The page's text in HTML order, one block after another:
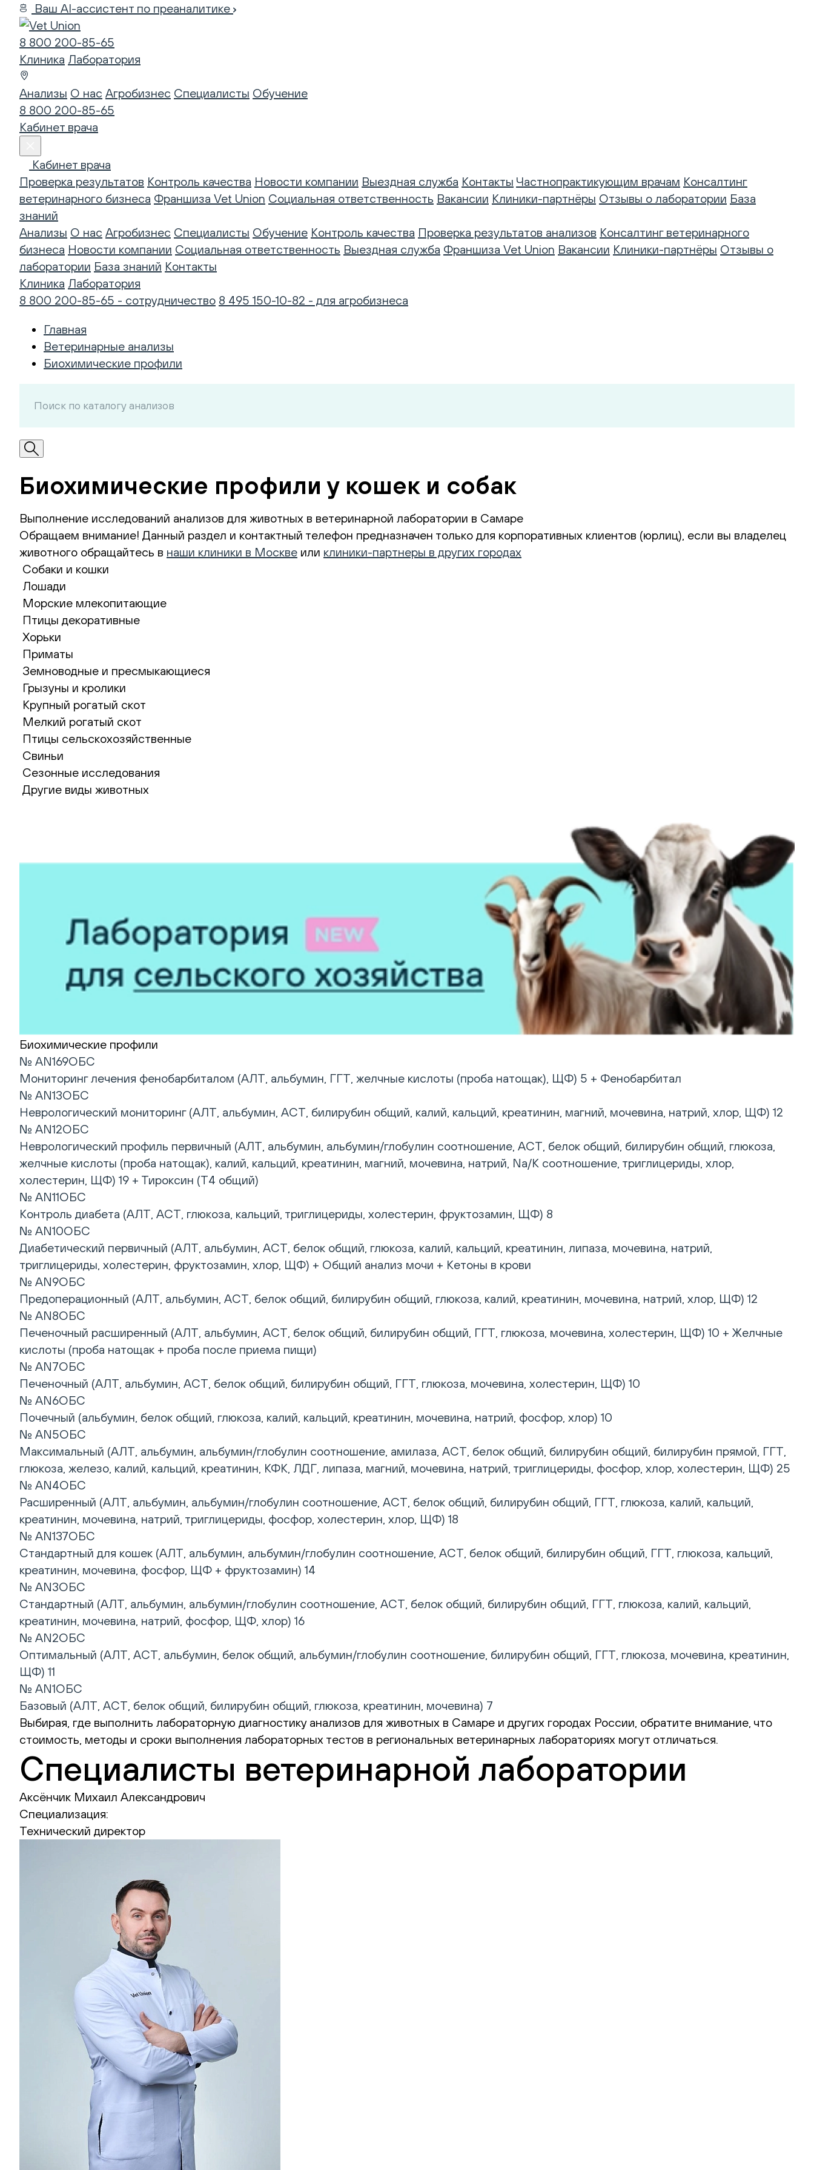
Ваш AI-ассистент по преаналитике
8 800 200-85-65
Клиника Лаборатория
Анализы О нас Агробизнес Специалисты Обучение
8 800 200-85-65
Кабинет врача
Кабинет врача
Проверка результатов Контроль качества Новости компании Выездная служба Контакты Частнопрактикующим врачам Консалтинг
ветеринарного бизнеса Франшиза Vet Union Социальная ответственность Вакансии Клиники-партнёры Отзывы о лаборатории База
знаний
Анализы О нас Агробизнес Специалисты Обучение Контроль качества Проверка результатов анализов Консалтинг ветеринарного
бизнеса Новости компании Социальная ответственность Выездная служба Франшиза Vet Union Вакансии Клиники-партнёры Отзывы о
лаборатории База знаний Контакты
Клиника Лаборатория
8 800 200-85-65 - сотрудничество 8 495 150-10-82 - для агробизнеса
Главная
Ветеринарные анализы
Биохимические профили
Биохимические профили у кошек и собак
Выполнение исследований анализов для животных в ветеринарной лаборатории в Самаре
Обращаем внимание! Данный раздел и контактный телефон предназначен только для корпоративных клиентов (юрлиц), если вы владелец
животного обращайтесь в наши клиники в Москве или клиники-партнеры в других городах
Собаки и кошки
Лошади
Морские млекопитающие
Птицы декоративные
Хорьки
Приматы
Земноводные и пресмыкающиеся
Грызуны и кролики
Крупный рогатый скот
Мелкий рогатый скот
Птицы сельскохозяйственные
Свиньи
Сезонные исследования
Другие виды животных
Биохимические профили
№ AN169ОБС
Мониторинг лечения фенобарбиталом (АЛТ, альбумин, ГГТ, желчные кислоты (проба натощак), ЩФ) 5 + Фенобарбитал
№ AN13ОБС
Неврологический мониторинг (АЛТ, альбумин, АСТ, билирубин общий, калий, кальций, креатинин, магний, мочевина, натрий, хлор, ЩФ) 12
№ AN12ОБС
Неврологический профиль первичный (АЛТ, альбумин, альбумин/глобулин соотношение, АСТ, белок общий, билирубин общий, глюкоза,
желчные кислоты (проба натощак), калий, кальций, креатинин, магний, мочевина, натрий, Na/K соотношение, триглицериды, хлор,
холестерин, ЩФ) 19 + Тироксин (Т4 общий)
№ AN11ОБС
Контроль диабета (АЛТ, АСТ, глюкоза, кальций, триглицериды, холестерин, фруктозамин, ЩФ) 8
№ AN10ОБС
Диабетический первичный (АЛТ, альбумин, АСТ, белок общий, глюкоза, калий, кальций, креатинин, липаза, мочевина, натрий,
триглицериды, холестерин, фруктозамин, хлор, ЩФ) + Общий анализ мочи + Кетоны в крови
№ AN9ОБС
Предоперационный (АЛТ, альбумин, АСТ, белок общий, билирубин общий, глюкоза, калий, креатинин, мочевина, натрий, хлор, ЩФ) 12
№ AN8ОБС
Печеночный расширенный (АЛТ, альбумин, АСТ, белок общий, билирубин общий, ГГТ, глюкоза, мочевина, холестерин, ЩФ) 10 + Желчные
кислоты (проба натощак + проба после приема пищи)
№ AN7ОБС
Печеночный (АЛТ, альбумин, АСТ, белок общий, билирубин общий, ГГТ, глюкоза, мочевина, холестерин, ЩФ) 10
№ AN6ОБС
Почечный (альбумин, белок общий, глюкоза, калий, кальций, креатинин, мочевина, натрий, фосфор, хлор) 10
№ AN5ОБС
Максимальный (АЛТ, альбумин, альбумин/глобулин соотношение, амилаза, АСТ, белок общий, билирубин общий, билирубин прямой, ГГТ,
глюкоза, железо, калий, кальций, креатинин, КФК, ЛДГ, липаза, магний, мочевина, натрий, триглицериды, фосфор, хлор, холестерин, ЩФ) 25
№ AN4ОБС
Расширенный (АЛТ, альбумин, альбумин/глобулин соотношение, АСТ, белок общий, билирубин общий, ГГТ, глюкоза, калий, кальций,
креатинин, мочевина, натрий, триглицериды, фосфор, холестерин, хлор, ЩФ) 18
№ AN137ОБС
Стандартный для кошек (АЛТ, альбумин, альбумин/глобулин соотношение, АСТ, белок общий, билирубин общий, ГГТ, глюкоза, кальций,
креатинин, мочевина, фосфор, ЩФ + фруктозамин) 14
№ AN3ОБС
Стандартный (АЛТ, альбумин, альбумин/глобулин соотношение, АСТ, белок общий, билирубин общий, ГГТ, глюкоза, калий, кальций,
креатинин, мочевина, натрий, фосфор, ЩФ, хлор) 16
№ AN2ОБС
Оптимальный (АЛТ, АСТ, альбумин, белок общий, альбумин/глобулин соотношение, билирубин общий, ГГТ, глюкоза, мочевина, креатинин,
ЩФ) 11
№ AN1ОБС
Базовый (АЛТ, АСТ, белок общий, билирубин общий, глюкоза, креатинин, мочевина) 7
Выбирая, где выполнить лабораторную диагностику анализов для животных в Самаре и других городах России, обратите внимание, что
стоимость, методы и сроки выполнения лабораторных тестов в региональных ветеринарных лабораториях могут отличаться.
Специалисты ветеринарной лаборатории
Аксёнчик Михаил Александрович
Специализация:
Технический директор